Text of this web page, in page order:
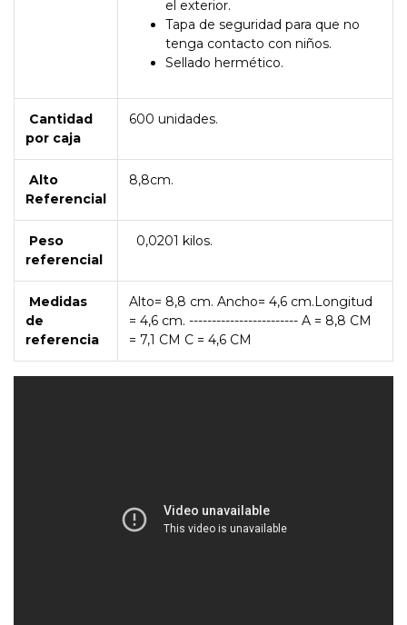
el exterior.
Tapa de seguridad para que no
tenga contacto con niños.
Sellado hermético.
Cantidad
por caja
600 unidades.
Alto
Referencial
8,8cm.
Peso
referencial
0,0201 kilos.
Medidas
de
referencia
Alto= 8,8 cm. Ancho= 4,6 cm.Longitud
= 4,6 cm. ------------------------ A = 8,8 CM
= 7,1 CM C = 4,6 CM